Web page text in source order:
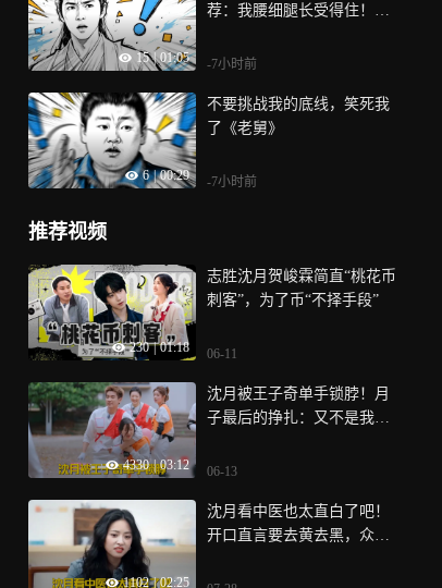
15 | 01:05
荐：我腰细腿长受得住！
-7小时前
6 | 00:29
不要挑战我的底线，笑死我
了《老舅》
-7小时前
推荐视频
230 | 01:18
志胜沈月贺峻霖简直“桃花币
刺客”，为了币“不择手段”
06-11
4330 | 03:12
沈月被王子奇单手锁脖！月
子最后的挣扎：又不是我抢
06-13
1102 | 02:25
沈月看中医也太直白了吧！
开口直言要去黄去黑，众人